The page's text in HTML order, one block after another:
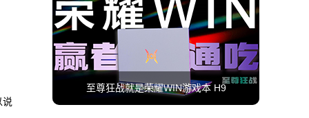
说
至尊狂战就是荣耀WIN游戏本 H9